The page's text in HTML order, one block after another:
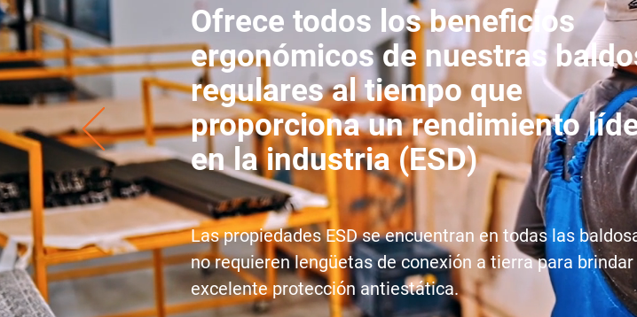
Ofrece todos los beneficios
ergonómicos de nuestras
regulares al tiempo que
proporciona un rendimiento
en la industria (ESD)
Las propiedades ESD se encuentran en todas las
no requieren lengüetas de conexión a tierra para brindar
excelente protección antiestática.